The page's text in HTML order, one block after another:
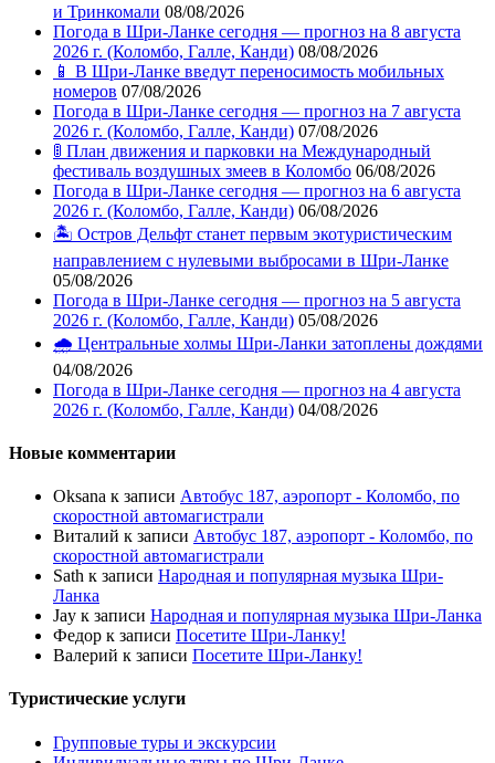
и Тринкомали 08/08/2026
Погода в Шри-Ланке сегодня — прогноз на 8 августа
2026 г. (Коломбо, Галле, Канди) 08/08/2026
📱 В Шри-Ланке введут переносимость мобильных
номеров 07/08/2026
Погода в Шри-Ланке сегодня — прогноз на 7 августа
2026 г. (Коломбо, Галле, Канди) 07/08/2026
🚦 План движения и парковки на Международный
фестиваль воздушных змеев в Коломбо 06/08/2026
Погода в Шри-Ланке сегодня — прогноз на 6 августа
2026 г. (Коломбо, Галле, Канди) 06/08/2026
🏝️ Остров Дельфт станет первым экотуристическим
направлением с нулевыми выбросами в Шри-Ланке
05/08/2026
Погода в Шри-Ланке сегодня — прогноз на 5 августа
2026 г. (Коломбо, Галле, Канди) 05/08/2026
🌧️ Центральные холмы Шри-Ланки затоплены дождями
04/08/2026
Погода в Шри-Ланке сегодня — прогноз на 4 августа
2026 г. (Коломбо, Галле, Канди) 04/08/2026
Новые комментарии
Oksana к записи Автобус 187, аэропорт - Коломбо, по
скоростной автомагистрали
Виталий к записи Автобус 187, аэропорт - Коломбо, по
скоростной автомагистрали
Sath к записи Народная и популярная музыка Шри-
Ланка
Jay к записи Народная и популярная музыка Шри-Ланка
Федор к записи Посетите Шри-Ланку!
Валерий к записи Посетите Шри-Ланку!
Туристические услуги
Групповые туры и экскурсии